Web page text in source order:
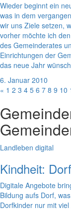
Wieder beginnt ein
was in dem
wir uns Ziele setzen,
vorher möchte ich
des Gemeinderates
Einrichtungen der
das neue Jahr
6. Januar 2010
« 1 2 3 4 5 6 7 8 9 10
Landleben digital
Kindheit:
Digitale Angebote
Bildung aufs Dorf,
Dorfkinder nur mit